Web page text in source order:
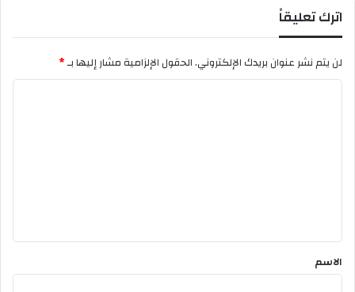
س
ت
ا
ن
اترك تعليقاً
لن يتم نشر عنوان بريدك الإلكتروني.الحقول الإلزامية مشار إليها بـ*
*
الاسم